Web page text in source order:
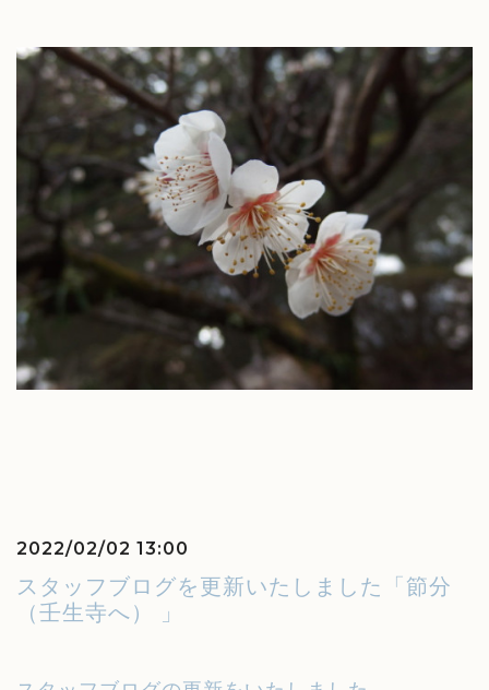
2022/02/02 13:00
スタッフブログを更新いたしました「節分
（壬生寺へ） 」